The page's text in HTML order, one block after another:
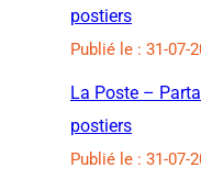
postiers
Publié le : 31-07-
La Poste –
postiers
Publié le : 31-07-